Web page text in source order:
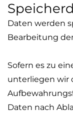
Daten werden
Bearbeitung
Sofern es zu
unterliegen wir
Daten nach